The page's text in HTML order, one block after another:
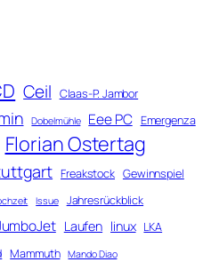
Ceil Claas-P. Jambor
Dobelmühle Eee PC Emergenza
Florian Ostertag
Freakstock Gewinnspiel
Issue Jahresrückblick
Laufen linux LKA
Mammuth Mando Diao